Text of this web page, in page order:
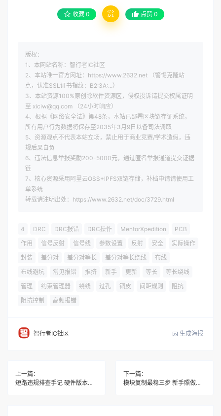
收藏 0 赏 点赞 0
版权：
1、本网站名称：智行者IC社区
2、本站唯一官方网址：https://www.2632.net （警惕克隆站
点，认准SSL证书指纹：B2:3A:...）
3、本站资源100%原创除软件资源区，侵权投诉请提交权属证明
至 xiciw@qq.com （24小时响应）
4、根据《网络安全法》第48条，本站已部署区块链存证系统，
所有用户行为数据将保存至2035年3月9日以备司法调取
5、资源观点不代表本站立场，禁止用于商业竞赛/学术造假，违
规后果自负
6、违法信息举报奖励200-5000元，通过匿名举报通道提交证据
链
7、核心资源采用阿里云OSS+IPFS双链存储，补档申请请使用工
单系统
转载请注明出处：https://www.2632.net/doc/3729.html
4 DRC DRC报错 DRC操作 MentorXpedition
PCB
作用
信号反射 信号线 参数设置 反射 安全
实际操作
封装
差分对 差分对等长 差分对等长绕线
布线
布线避坑
常见报错 推挤 新手 更新 等长
等长绕线
管理
约束管理器 绕线 过孔 铜皮 间距规则
阻抗
阻抗控制
高频报错
智行者IC社区 生成海报
上一篇：
短路违规排查手记 硬件版本真坑
下一篇：
模块复制最稳三步 新手照做避开依赖报错